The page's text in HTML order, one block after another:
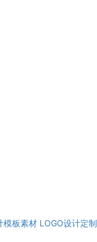
模板素材 LOGO设计定制